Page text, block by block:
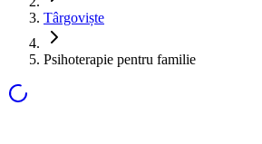
Târgoviște
Psihoterapie pentru familie